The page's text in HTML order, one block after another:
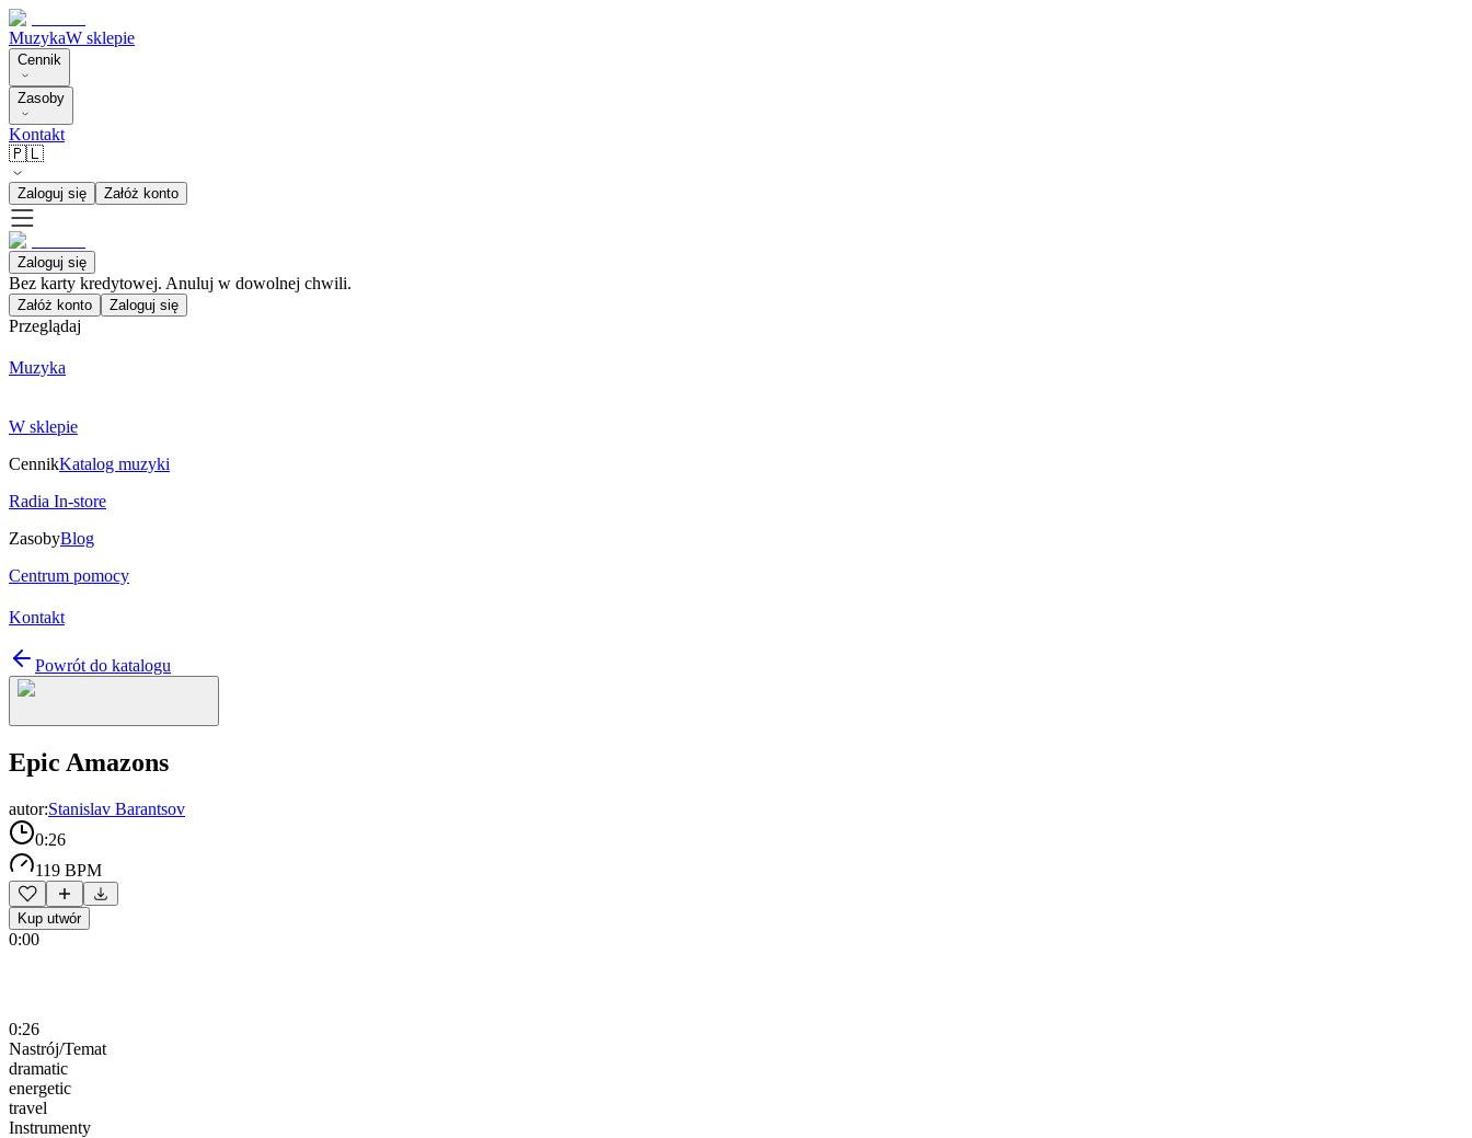
MuzykaW sklepie
Cennik
Zasoby
Kontakt
🇵🇱
Zaloguj się Załóż konto
Zaloguj się
Bez karty kredytowej. Anuluj w dowolnej chwili.
Załóż konto Zaloguj się
Przeglądaj
Muzyka
W sklepie
CennikKatalog muzyki
Radia In-store
ZasobyBlog
Centrum pomocy
Kontakt
Powrót do katalogu
Epic Amazons
autor:Stanislav Barantsov
0:26
119 BPM
Kup utwór
0:00
0:26
Nastrój/Temat
dramatic
energetic
travel
Instrumenty